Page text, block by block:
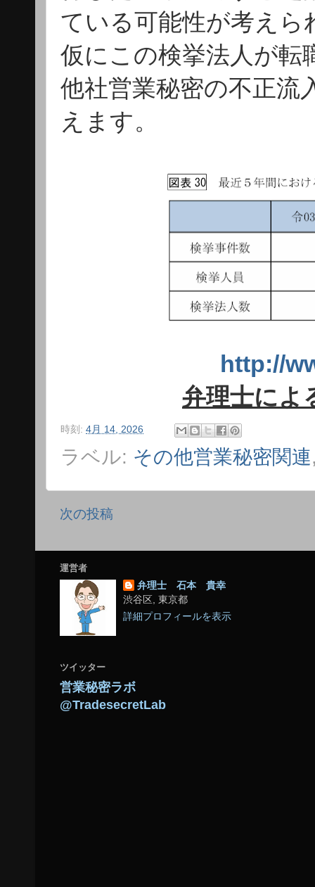
ている可能性が考えら
仮にこの検挙法人が転
他社営業秘密の不正流
えます。
http://
弁理士によ
時刻: 4月 14, 2026
ラベル: その他営業秘密関連
次の投稿
運営者
弁理士 石本 貴幸
渋谷区, 東京都
詳細プロフィールを表示
ツイッター
営業秘密ラボ
@TradesecretLab